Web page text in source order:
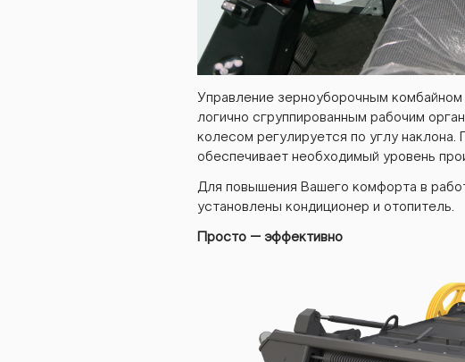
Управление зерноуборочным комбайном
логично сгруппированным рабочим
колесом регулируется по углу
обеспечивает необходимый уровень
Для повышения Вашего комфорта в
установлены кондиционер и отопитель.
Просто – эффективно